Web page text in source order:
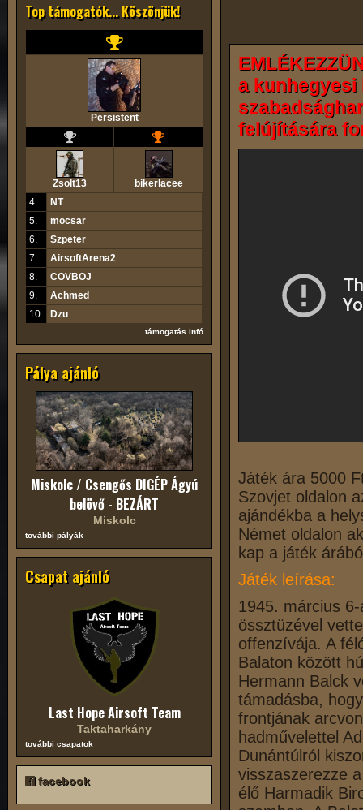
Top támogatók... Köszönjük!
Persistent
Zsolt13
bikerlacee
4.
NT
5.
mocsar
6.
Szpeter
7.
AirsoftArena2
8.
COVBOJ
9.
Achmed
10.
Dzu
...támogatás infó
Pálya ajánló
Miskolc / Csengős DIGÉP Ágyú
belövő - BEZÁRT
Miskolc
további pályák
Csapat ajánló
Last Hope Airsoft Team
Taktaharkány
további csapatok
facebook
a kunhegyesi
felújítására
Játék ára 5000
Szovjet oldalon
ajándékba a
Német oldalon
kap a játék
Játék leírása:
1945. március
össztüzével
offenzívája. A
Balaton között
Hermann Balck
támadásba,
frontjának
hadművelettel
Dunántúlról
visszaszerezze
élő Harmadik